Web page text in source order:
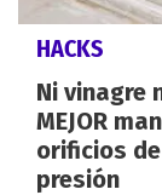
HACKS
Ni vinagre
MEJOR
orificios de
presión